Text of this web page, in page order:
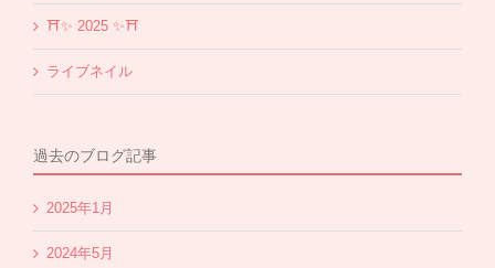
⛩✨️ 2025 ✨️⛩
ライブネイル
過去のブログ記事
2025年1月
2024年5月